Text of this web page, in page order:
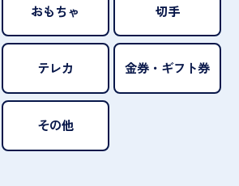
おもちゃ 切手
テレカ 金券・ギフト券
その他